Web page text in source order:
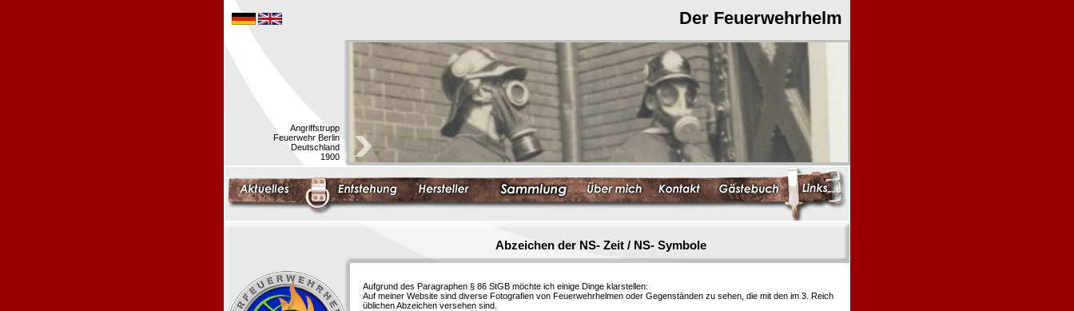
Der Feuerwehrhelm
Angriffstrupp
Feuerwehr Berlin
Deutschland
1900
Abzeichen der NS- Zeit / NS- Symbole
Aufgrund des Paragraphen § 86 StGB möchte ich einige Dinge klarstellen:
Auf meiner Website sind diverse Fotografien von Feuerwehrhelmen oder Gegenständen zu sehen, die mit den im 3. Reich
üblichen Abzeichen versehen sind.